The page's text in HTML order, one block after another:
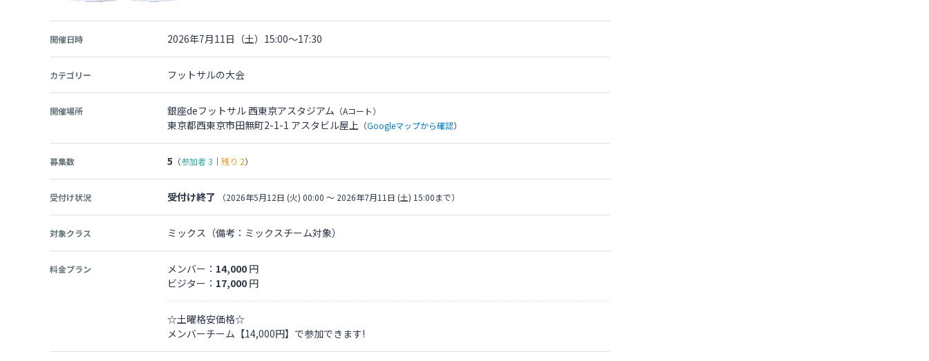
開催日時 2026年7月11日（土）15:00～17:30
カテゴリー フットサルの大会
開催場所 銀座deフットサル 西東京アスタジアム （Aコート）
東京都西東京市田無町2-1-1 アスタビル屋上 （Googleマップから確認）
募集数 5 （参加者3 ｜ 残り 2）
受付け状況 受付け終了 （2026年5月12日 (火) 00:00 〜 2026年7月11日 (土) 15:00まで）
対象クラス ミックス（備考：ミックスチーム対象）
料金プラン メンバー： 14,000 円
ビジター： 17,000 円
☆土曜格安価格☆
メンバーチーム【14,000円】で参加できます!